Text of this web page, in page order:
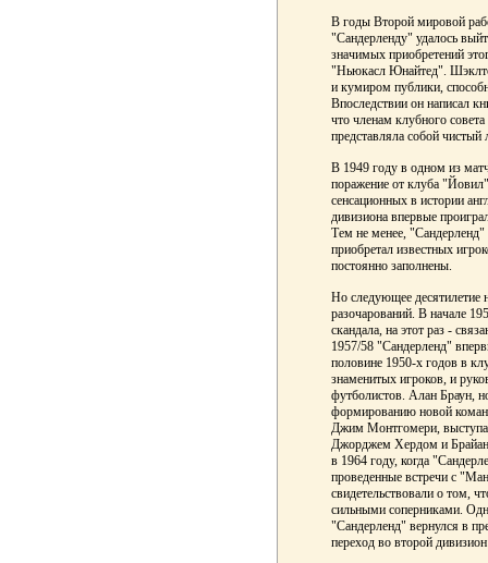
В годы Второй мировой
"Сандерленду" удалось
значимых приобретений
"Ньюкасл Юнайтед".
и кумиром публики,
Впоследствии он написал
что членам клубного
представляла собой чистый
В 1949 году в одном из
поражение от клуба
сенсационных в истории
дивизиона впервые
Тем не менее,
приобретал известных
постоянно заполнены.
Но следующее десятилетие
разочарований. В начале
скандала, на этот раз -
1957/58 "Сандерленд"
половине 1950-х годов в
знаменитых игроков, и
футболистов. Алан Браун,
формированию новой
Джим Монтгомери,
Джорджем Хердом и
в 1964 году, когда
проведенные встречи с
свидетельствовали о том,
сильными соперниками.
"Сандерленд" вернулся в
переход во второй